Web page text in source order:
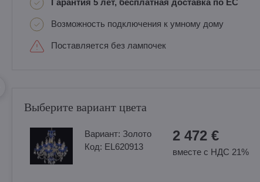
Гарантия 5 лет, бесплатная доставка по ЕС
Возможность подключения к умному дому
Поставляется без лампочек
Выберите вариант цвета
Вариант: Золотo
Код: EL620913
2 472 €
вместе с НДС 21%